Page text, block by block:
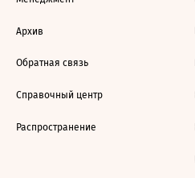
Архив
Обратная связь
Справочный центр
Распространение